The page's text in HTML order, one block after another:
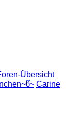
Übersicht
Carine